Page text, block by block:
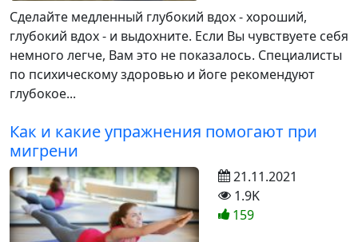
Сделайте медленный глубокий вдох - хороший,
глубокий вдох - и выдохните. Если Вы чувствуете себя
немного легче, Вам это не показалось. Специалисты
по психическому здоровью и йоге рекомендуют
глубокое...
Как и какие упражнения помогают при
мигрени
21.11.2021
1.9K
159